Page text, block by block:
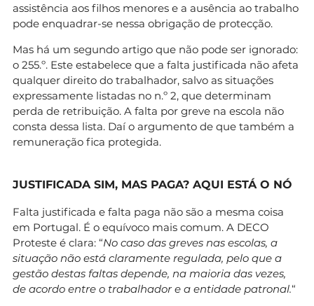
assistência aos filhos menores e a ausência ao trabalho
pode enquadrar-se nessa obrigação de protecção.
Mas há um segundo artigo que não pode ser ignorado:
o 255.º. Este estabelece que a falta justificada não afeta
qualquer direito do trabalhador, salvo as situações
expressamente listadas no n.º 2, que determinam
perda de retribuição. A falta por greve na escola não
consta dessa lista. Daí o argumento de que também a
remuneração fica protegida.
JUSTIFICADA SIM, MAS PAGA? AQUI ESTÁ O NÓ
Falta justificada e falta paga não são a mesma coisa
em Portugal. É o equívoco mais comum. A DECO
Proteste é clara: “No caso das greves nas escolas, a
situação não está claramente regulada, pelo que a
gestão destas faltas depende, na maioria das vezes,
de acordo entre o trabalhador e a entidade patronal.“